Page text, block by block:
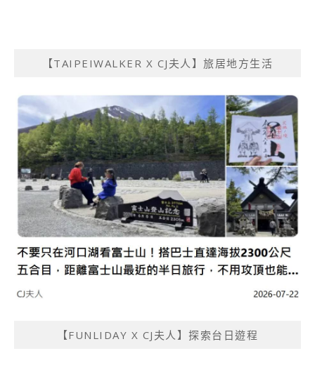
【TAIPEIWALKER X CJ夫人】旅居地方生活
【FUNLIDAY X CJ夫人】探索台日遊程